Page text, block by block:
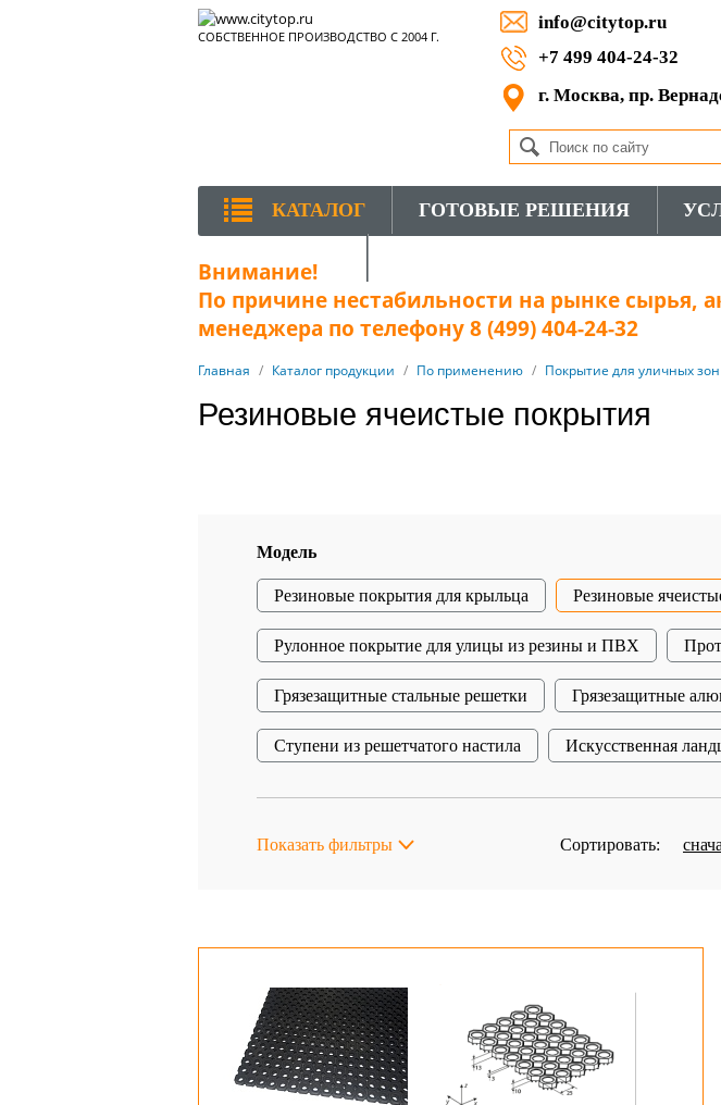
СОБСТВЕННОЕ ПРОИЗВОДСТВО С 2004 Г.
info@citytop.ru
+7 499 404-24-32
г. Москва, пр.
КАТАЛОГ ГОТОВЫЕ РЕШЕНИЯ
Внимание!
По причине нестабильности на рынке сырья,
менеджера по телефону 8 (499) 404-24-32
Главная / Каталог продукции / По применению / Покрытие для уличных зон
Резиновые ячеистые покрытия
Модель
Резиновые покрытия для крыльца Резиновые
Рулонное покрытие для улицы из резины и ПВХ
Грязезащитные стальные решетки Грязезащитные
Ступени из решетчатого настила Искусственная
Показать фильтры Сортировать: